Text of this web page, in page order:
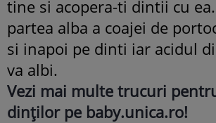
tine si acopera-ti dintii cu ea.
partea alba a coajei de
si inapoi pe dinti iar acidul
va albi.
Vezi mai multe trucuri
dinţilor pe baby.unica.ro!